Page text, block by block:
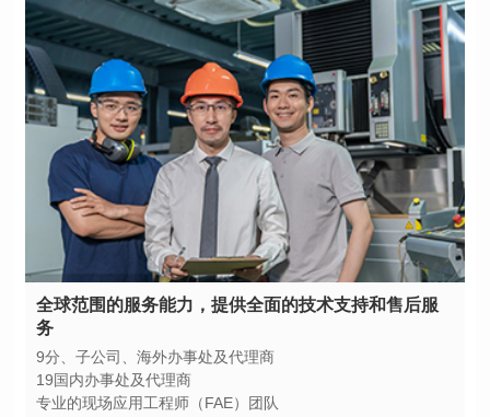
务
9分、子公司、海外办事处及代理商
19国内办事处及代理商
专业的现场应用工程师（FAE）团队